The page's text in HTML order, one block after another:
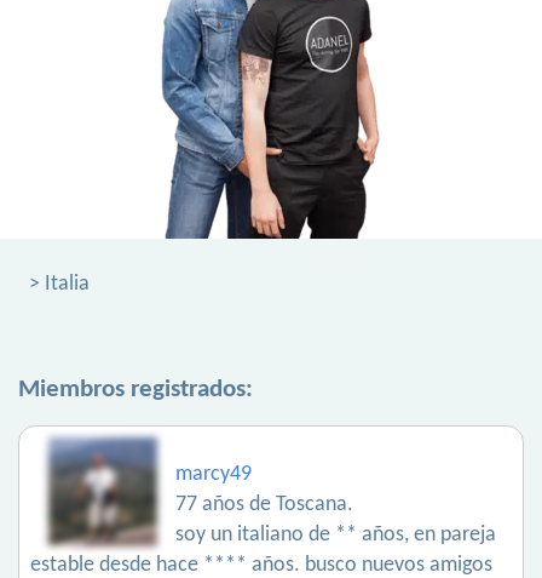
> Italia
Miembros registrados:
marcy49
77 años de Toscana.
soy un italiano de ** años, en pareja
estable desde hace **** años. busco nuevos amigos